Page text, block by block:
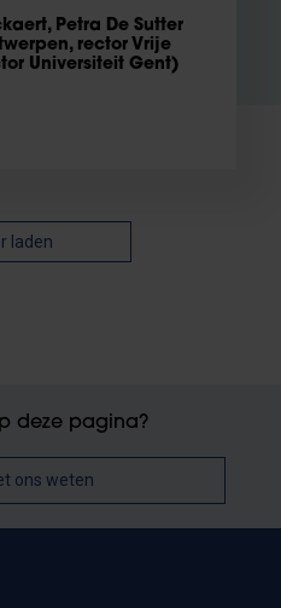
Petra De Sutter
rector Vrije
Universiteit Gent)
laden
deze pagina?
ons weten